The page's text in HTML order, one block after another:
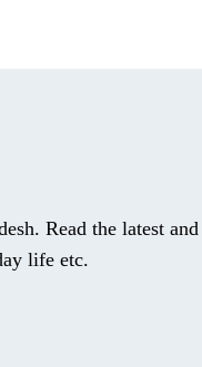
Read the latest
life etc.